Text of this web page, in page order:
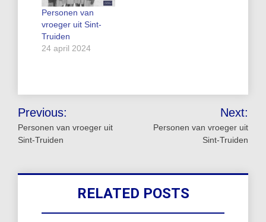
Personen van
vroeger uit Sint-
Truiden
24 april 2024
Bericht
navigatie
Previous:
Personen van vroeger uit
Sint-Truiden
Next:
Personen van vroeger uit
Sint-Truiden
RELATED POSTS